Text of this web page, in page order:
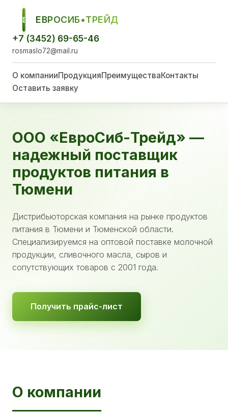
ЕСТ
ЕВРОСИБ•ТРЕЙД
+7 (3452) 69-65-46
rosmaslo72@mail.ru
О компанииПродукцияПреимуществаКонтакты
Оставить заявку
ООО «ЕвроСиб-Трейд» —
надежный поставщик
продуктов питания в
Тюмени
Дистрибьюторская компания на рынке продуктов
питания в Тюмени и Тюменской области.
Специализируемся на оптовой поставке молочной
продукции, сливочного масла, сыров и
сопутствующих товаров с 2001 года.
Получить прайс-лист
О компании